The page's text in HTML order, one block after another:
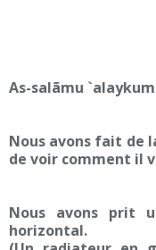
As-salãmu
Nous avons fait de
de voir comment il
Nous avons prit
horizontal.